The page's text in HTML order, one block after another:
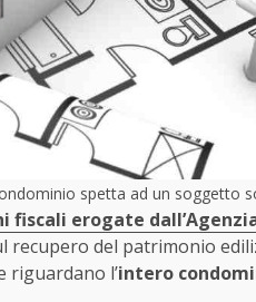
spetta ad un soggetto
fiscali erogate
del patrimonio
riguardano l’intero